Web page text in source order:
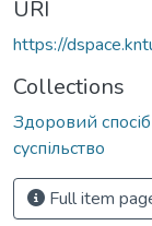
URI
https://
Collections
Здоровий
суспільство
Full item